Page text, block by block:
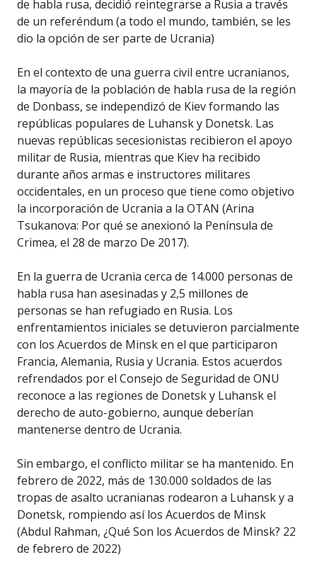
de habla rusa, decidió reintegrarse a Rusia a través
de un referéndum (a todo el mundo, también, se les
dio la opción de ser parte de Ucrania)
En el contexto de una guerra civil entre ucranianos,
la mayoría de la población de habla rusa de la región
de Donbass, se independizó de Kiev formando las
repúblicas populares de Luhansk y Donetsk. Las
nuevas repúblicas secesionistas recibieron el apoyo
militar de Rusia, mientras que Kiev ha recibido
durante años armas e instructores militares
occidentales, en un proceso que tiene como objetivo
la incorporación de Ucrania a la OTAN (Arina
Tsukanova: Por qué se anexionó la Península de
Crimea, el 28 de marzo De 2017).
En la guerra de Ucrania cerca de 14.000 personas de
habla rusa han asesinadas y 2,5 millones de
personas se han refugiado en Rusia. Los
enfrentamientos iniciales se detuvieron parcialmente
con los Acuerdos de Minsk en el que participaron
Francia, Alemania, Rusia y Ucrania. Estos acuerdos
refrendados por el Consejo de Seguridad de ONU
reconoce a las regiones de Donetsk y Luhansk el
derecho de auto-gobierno, aunque deberían
mantenerse dentro de Ucrania.
Sin embargo, el conflicto militar se ha mantenido. En
febrero de 2022, más de 130.000 soldados de las
tropas de asalto ucranianas rodearon a Luhansk y a
Donetsk, rompiendo así los Acuerdos de Minsk
(Abdul Rahman, ¿Qué Son los Acuerdos de Minsk? 22
de febrero de 2022)